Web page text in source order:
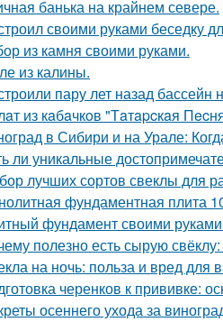
банька на крайнем севере.
своими руками беседку
из камня своими руками.
из калины.
пару лет назад бассейн
из кaбaчкoв "Тaтapcкaя
в Сибири и на Урале:
ли уникальные
лучших сортов свеклы для
фундаментная плита
фундамент своими
полезно есть сырую
на ночь: польза и вред для
черенков к прививке:
осеннего ухода за